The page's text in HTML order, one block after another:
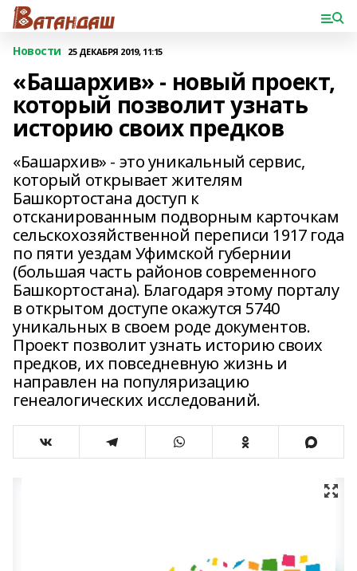
Новости 25 ДЕКАБРЯ 2019, 11:15
«Башархив» - новый проект,
который позволит узнать
историю своих предков
«Башархив» - это уникальный сервис,
который открывает жителям
Башкортостана доступ к
отсканированным подворным карточкам
сельскохозяйственной переписи 1917 года
по пяти уездам Уфимской губернии
(большая часть районов современного
Башкортостана). Благодаря этому порталу
в открытом доступе окажутся 5740
уникальных в своем роде документов.
Проект позволит узнать историю своих
предков, их повседневную жизнь и
направлен на популяризацию
генеалогических исследований.